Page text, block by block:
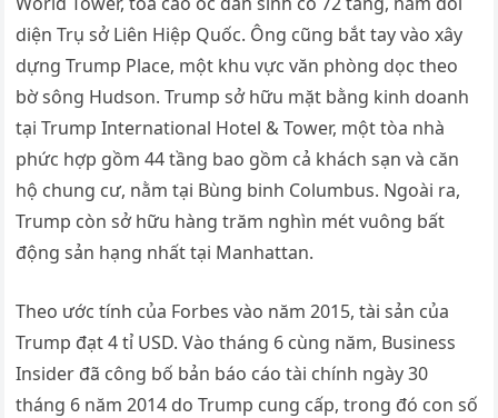
diện Trụ sở Liên Hiệp Quốc. Ông cũng bắt tay vào xây
dựng Trump Place, một khu vực văn phòng dọc theo
bờ sông Hudson. Trump sở hữu mặt bằng kinh doanh
tại Trump International Hotel & Tower, một tòa nhà
phức hợp gồm 44 tầng bao gồm cả khách sạn và căn
hộ chung cư, nằm tại Bùng binh Columbus. Ngoài ra,
Trump còn sở hữu hàng trăm nghìn mét vuông bất
động sản hạng nhất tại Manhattan.
Theo ước tính của Forbes vào năm 2015, tài sản của
Trump đạt 4 tỉ USD. Vào tháng 6 cùng năm, Business
Insider đã công bố bản báo cáo tài chính ngày 30
tháng 6 năm 2014 do Trump cung cấp, trong đó con số